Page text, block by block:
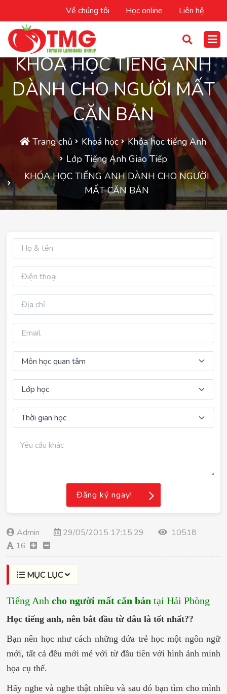
Về chúng tôi Học online Liên hệ
KHÓA HỌC TIẾNG ANH
DÀNH CHO NGƯỜI MẤT
CĂN BẢN
Trang chủ Khoá học
Khóa học tiếng Anh
Lớp Tiếng Anh Giao Tiếp
KHÓA HỌC TIẾNG ANH DÀNH CHO NGƯỜI
MẤT CĂN BẢN
Admin 29/05/2015 17:15:29
10518
16
MỤC LỤC
Tiếng Anh cho người mất căn bản tại Hải Phòng
Học tiếng anh, nên bắt đầu từ đâu là tốt nhất??
Bạn nên học như cách những đứa trẻ học một ngôn ngữ
mới, tất cả đều mới mẻ với từ đầu tiên với hình ảnh minh
họa cụ thể.
Hãy nghe và nghe thật nhiều và sau đó bạn tìm cho mình
Đăng ký ngay!